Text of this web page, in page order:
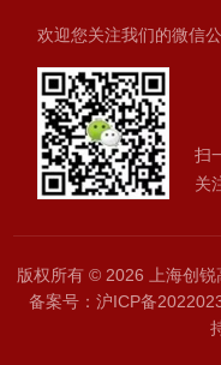
欢迎您关注我们的微信
扫
关
版权所有 © 2026 上海创
备案号： 沪ICP备